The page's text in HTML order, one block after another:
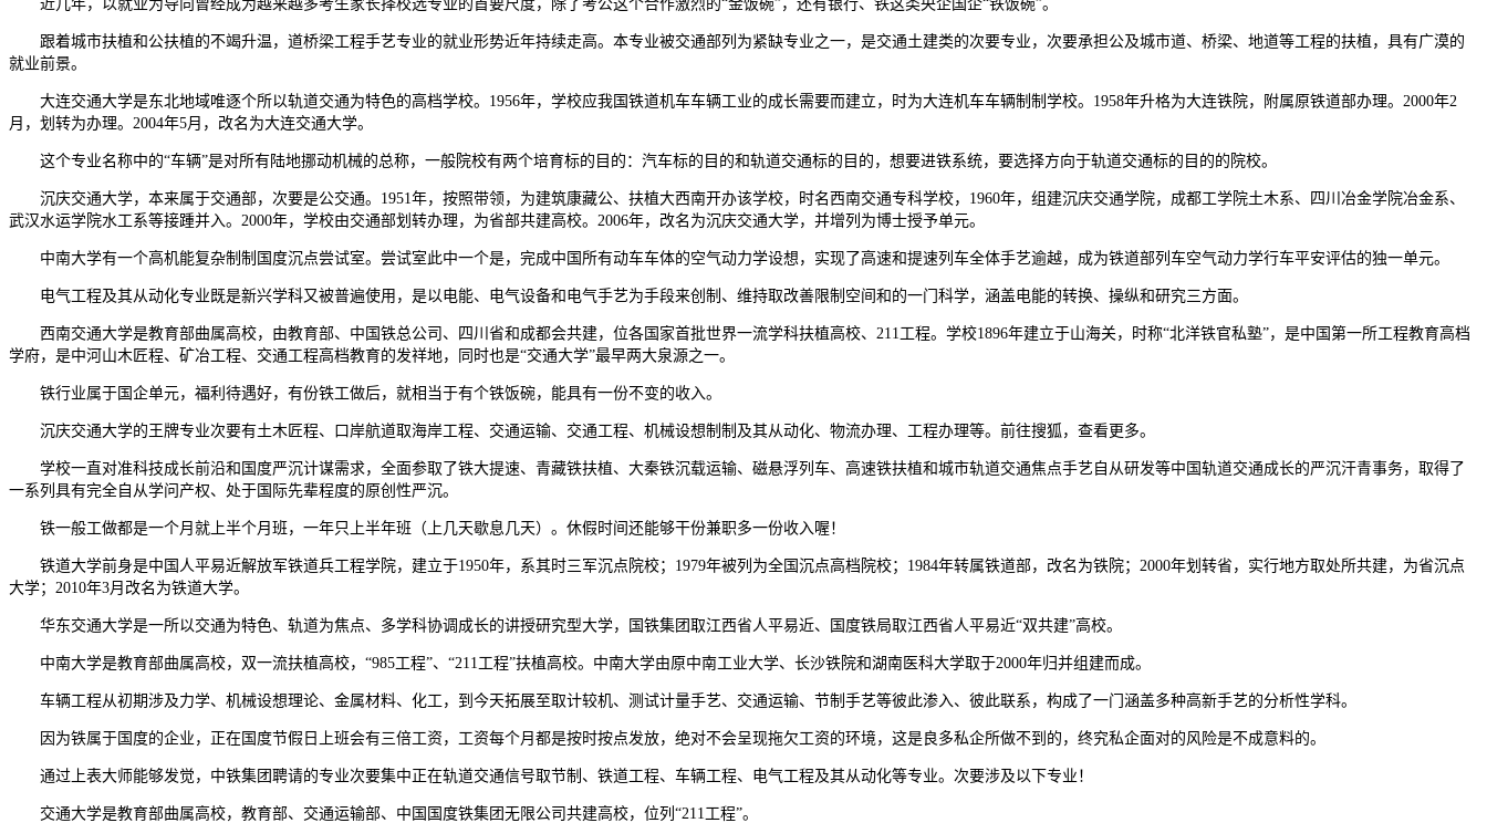
近几年，以就业为导向曾经成为越来越多考生家长择校选专业的首要尺度，除了考公这个合作激烈的“金饭碗”，还有银行、铁这类央企国企“铁饭碗”。
跟着城市扶植和公扶植的不竭升温，道桥梁工程手艺专业的就业形势近年持续走高。本专业被交通部列为紧缺专业之一，是交通土建类的次要专业，次要承担公及城市道、桥梁、地道等工程的扶植，具有广漠的
就业前景。
大连交通大学是东北地域唯逐个所以轨道交通为特色的高档学校。1956年，学校应我国铁道机车车辆工业的成长需要而建立，时为大连机车车辆制制学校。1958年升格为大连铁院，附属原铁道部办理。2000年2
月，划转为办理。2004年5月，改名为大连交通大学。
这个专业名称中的“车辆”是对所有陆地挪动机械的总称，一般院校有两个培育标的目的：汽车标的目的和轨道交通标的目的，想要进铁系统，要选择方向于轨道交通标的目的的院校。
沉庆交通大学，本来属于交通部，次要是公交通。1951年，按照带领，为建筑康藏公、扶植大西南开办该学校，时名西南交通专科学校，1960年，组建沉庆交通学院，成都工学院土木系、四川冶金学院冶金系、
武汉水运学院水工系等接踵并入。2000年，学校由交通部划转办理，为省部共建高校。2006年，改名为沉庆交通大学，并增列为博士授予单元。
中南大学有一个高机能复杂制制国度沉点尝试室。尝试室此中一个是，完成中国所有动车车体的空气动力学设想，实现了高速和提速列车全体手艺逾越，成为铁道部列车空气动力学行车平安评估的独一单元。
电气工程及其从动化专业既是新兴学科又被普遍使用，是以电能、电气设备和电气手艺为手段来创制、维持取改善限制空间和的一门科学，涵盖电能的转换、操纵和研究三方面。
西南交通大学是教育部曲属高校，由教育部、中国铁总公司、四川省和成都会共建，位各国家首批世界一流学科扶植高校、211工程。学校1896年建立于山海关，时称“北洋铁官私塾”，是中国第一所工程教育高档
学府，是中河山木匠程、矿冶工程、交通工程高档教育的发祥地，同时也是“交通大学”最早两大泉源之一。
铁行业属于国企单元，福利待遇好，有份铁工做后，就相当于有个铁饭碗，能具有一份不变的收入。
沉庆交通大学的王牌专业次要有土木匠程、口岸航道取海岸工程、交通运输、交通工程、机械设想制制及其从动化、物流办理、工程办理等。前往搜狐，查看更多。
学校一直对准科技成长前沿和国度严沉计谋需求，全面参取了铁大提速、青藏铁扶植、大秦铁沉载运输、磁悬浮列车、高速铁扶植和城市轨道交通焦点手艺自从研发等中国轨道交通成长的严沉汗青事务，取得了
一系列具有完全自从学问产权、处于国际先辈程度的原创性严沉。
铁一般工做都是一个月就上半个月班，一年只上半年班（上几天歇息几天）。休假时间还能够干份兼职多一份收入喔！
铁道大学前身是中国人平易近解放军铁道兵工程学院，建立于1950年，系其时三军沉点院校；1979年被列为全国沉点高档院校；1984年转属铁道部，改名为铁院；2000年划转省，实行地方取处所共建，为省沉点
大学；2010年3月改名为铁道大学。
华东交通大学是一所以交通为特色、轨道为焦点、多学科协调成长的讲授研究型大学，国铁集团取江西省人平易近、国度铁局取江西省人平易近“双共建”高校。
中南大学是教育部曲属高校，双一流扶植高校，“985工程”、“211工程”扶植高校。中南大学由原中南工业大学、长沙铁院和湖南医科大学取于2000年归并组建而成。
车辆工程从初期涉及力学、机械设想理论、金属材料、化工，到今天拓展至取计较机、测试计量手艺、交通运输、节制手艺等彼此渗入、彼此联系，构成了一门涵盖多种高新手艺的分析性学科。
因为铁属于国度的企业，正在国度节假日上班会有三倍工资，工资每个月都是按时按点发放，绝对不会呈现拖欠工资的环境，这是良多私企所做不到的，终究私企面对的风险是不成意料的。
通过上表大师能够发觉，中铁集团聘请的专业次要集中正在轨道交通信号取节制、铁道工程、车辆工程、电气工程及其从动化等专业。次要涉及以下专业！
交通大学是教育部曲属高校，教育部、交通运输部、中国国度铁集团无限公司共建高校，位列“211工程”。